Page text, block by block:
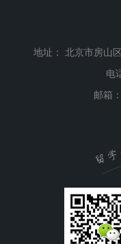
地址： 北京市房山
电
邮箱